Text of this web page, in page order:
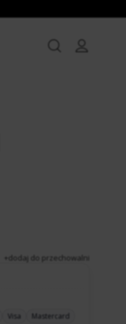
dodaj do przechowalni
Visa Mastercard